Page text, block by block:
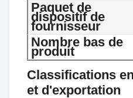
Paquet de
dispositif de
fournisseur
Nombre bas de
produit
Classifications
et d'exportation